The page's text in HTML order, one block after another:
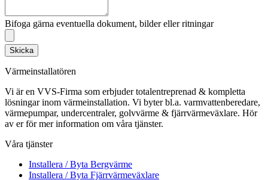
Bifoga gärna eventuella dokument, bilder eller ritningar
Skicka
Värmeinstallatören
Vi är en VVS-Firma som erbjuder totalentreprenad & kompletta
lösningar inom värmeinstallation. Vi byter bl.a. varmvattenberedare,
värmepumpar, undercentraler, golvvärme & fjärrvärmeväxlare. Hör
av er för mer information om våra tjänster.
Våra tjänster
Installera / Byta Bergvärme
Installera / Byta Fjärrvärmeväxlare